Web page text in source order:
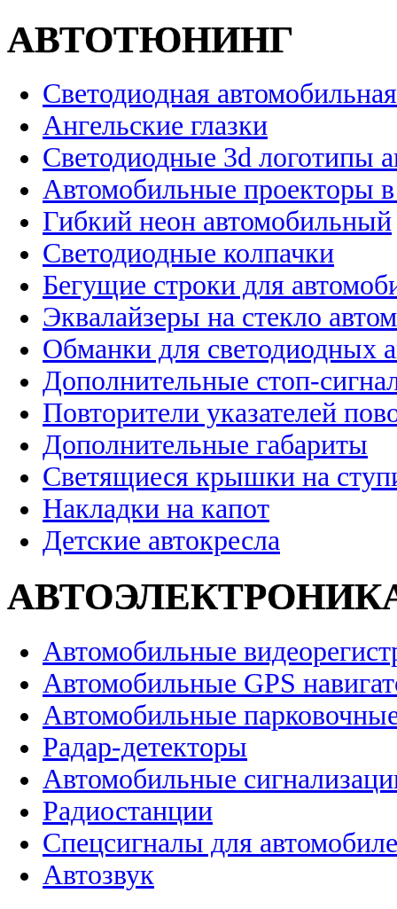
АВТОТЮНИНГ
Светодиодная
Ангельские глазки
Светодиодные 3d логотипы
Автомобильные проекторы
Гибкий неон автомобильный
Светодиодные колпачки
Бегущие строки для
Эквалайзеры на стекло
Обманки для светодиодных
Дополнительные стоп-
Повторители указателей
Дополнительные габариты
Светящиеся крышки на
Накладки на капот
Детские автокресла
Автомобильные
Автомобильные GPS
Автомобильные
Радар-детекторы
Автомобильные
Радиостанции
Спецсигналы для
Автозвук